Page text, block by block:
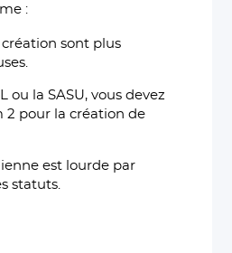
:
création sont plus
ou la SASU, vous devez
pour la création de
est lourde par
statuts.